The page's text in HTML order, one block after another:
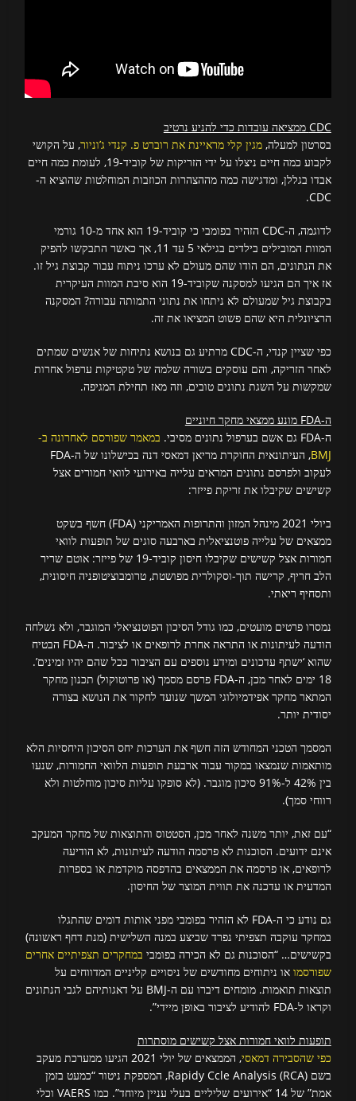
CDC ממציאה עובדות כדי להניע נרטיב
בסרטון למעלה,מגין קלי מראיינת את רוברט פ. קנדי ג’וניור, על הקושי
לקבוע כמה חיים ניצלו על ידי הזריקות של קוביד-19, לעומת כמה חיים
אבדו בגללן, ומדגישה כמה מההצהרות הכוזבות המוחלטות שהוציא ה-
CDC.
לדוגמה, ה-CDC הזהיר בפומבי כי קוביד-19 הוא אחד מ-10 גורמי
המוות המובילים בילדים בגילאי 5 עד 11, אך כאשר התבקשו להפיק
את הנתונים, הם הודו שהם מעולם לא ערכו ניתוח עבור קבוצת גיל זו.
אז איך הם הגיעו למסקנה שקוביד-19 הוא סיבת המוות העיקרית
בקבוצת גיל שמעולם לא ניתחו את נתוני התמותה עבורה? המסקנה
הרציונלית היא שהם פשוט המציאו את זה.
כפי שציין קנדי, ה-CDC מרתיע גם בנושא נתיחות של אנשים שמתים
לאחר הזריקה, והם עוסקים בשורה שלמה של טקטיקות ערפול אחרות
שמקשות על השגת נתונים טובים, וזה מאז תחילת המגיפה.
ה-FDA מונע ממצאי מחקר חיוניים
ה-FDA גם אשם בערפול נתונים מסיבי.
במאמר שפורסם לאחרונה ב-
BMJ
, העיתונאית החוקרת מריאן דמאסי דנה בכישלונו של ה-FDA
לעקוב ולפרסם נתונים המראים עלייה באירועי לוואי חמורים אצל
קשישים שקיבלו את זריקת פייזר:
ביולי 2021 מינהל המזון והתרופות האמריקני (FDA) חשף בשקט
ממצאים של עלייה פוטנציאלית בארבעה סוגים של תופעות לוואי
חמורות אצל קשישים שקיבלו חיסון קוביד-19 של פייזר: אוטם שריר
הלב חריף, קרישה תוך-וסקולרית מפושטת, טרומבוציטופניה חיסונית,
ותסחיף ריאתי.
נמסרו פרטים מועטים, כמו גודל הסיכון הפוטנציאלי המוגבר, ולא נשלחה
הודעה לעיתונות או התראה אחרת לרופאים או לציבור. ה-FDA הבטיח
שהוא ‘ישתף עדכונים ומידע נוספים עם הציבור ככל שהם יהיו זמינים’.
18 ימים לאחר מכן, ה-FDA פרסם מסמך (או פרוטוקול) תכנון מחקר
המתאר מחקר אפידמיולוגי המשך שנועד לחקור את הנושא בצורה
יסודית יותר.
המסמך הטכני המחודש הזה חשף את הערכות יחס הסיכון היחסיות הלא
מותאמות שנמצאו במקור עבור ארבעת תופעות הלוואי החמורות, שנעו
בין 42% ל-91% סיכון מוגבר. (לא סופקו עליות סיכון מוחלטות ולא
רווחי סמך).
“עם זאת, יותר משנה לאחר מכן, הסטטוס והתוצאות של מחקר המעקב
אינם ידועים. הסוכנות לא פרסמה הודעה לעיתונות, לא הודיעה
לרופאים, או פרסמה את הממצאים בהדפסה מוקדמת או בספרות
המדעית או עדכנה את תווית המוצר של החיסון.
גם נודע כי ה-FDA לא הזהיר בפומבי מפני אותות דומים שהתגלו
במחקר עוקבה תצפיתי נפרד שביצע במנה השלישית (מנת דחף ראשונה)
בקשישים… “הסוכנות גם לא הכירה בפומבי במחקרים תצפיתיים אחרים
שפורסמו או ניתוחים מחודשים של ניסויים קליניים המדווחים על
תוצאות תואמות. מומחים דיברו עם ה-BMJ על דאגותיהם לגבי הנתונים
וקראו ל-FDA להודיע ​​לציבור באופן מיידי”.
תופעות לוואי חמורות אצל קשישים מוסתרות
כפי שהסבירה דמאסי
, הממצאים של יולי 2021 הגיעו ממערכת מעקב
בשם Rapidy Ccle Analysis (RCA), המספקת ניטור “כמעט בזמן
אמת” של 14 “אירועים שליליים בעלי עניין מיוחד”. כמו VAERS וכלי